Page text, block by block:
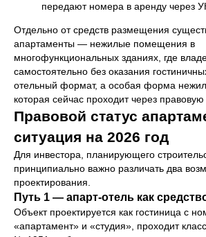
передают номера в аренду через
Отдельно от средств размещения
апартаменты — нежилые помещения в
многофункциональных зданиях, где
самостоятельно без оказания
отельный формат, а особая форма
которая сейчас проходит через правовую
Правовой статус
ситуация на 2026 год
Для инвестора, планирующего
принципиально важно различать два
проектирования.
Путь 1 — апарт-отель как
Объект проектируется как гостиница с
«апартамент» и «студия», проходит